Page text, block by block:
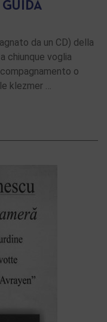
da un CD) della
chiunque voglia
o
klezmer …